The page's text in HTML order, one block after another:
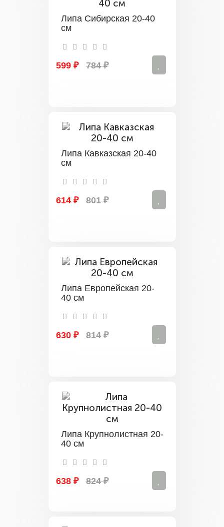
Липа Сибирская 20-40
см
599 ₽ 784 ₽
Липа Кавказская 20-40
см
614 ₽ 801 ₽
Липа Европейская 20-
40 см
630 ₽ 814 ₽
Липа Крупнолистная 20-
40 см
638 ₽ 824 ₽